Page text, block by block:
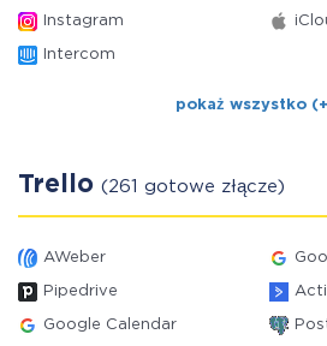
Instagram
Intercom
pokaż wszystko
Trello (261 gotowe złącze)
AWeber
Pipedrive
Google Calendar